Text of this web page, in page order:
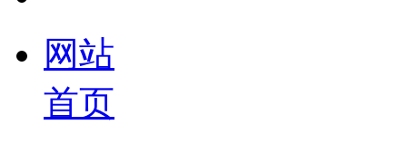
网站
首页